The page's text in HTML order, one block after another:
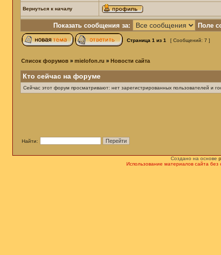
Вернуться к началу
Показать сообщения за: Поле
Страница 1 из 1 [ Сообщений: 7 ]
Список форумов » mielofon.ru » Новости сайта
Кто сейчас на форуме
Сейчас этот форум просматривают: нет зарегистрированных пользователей и
Найти:
Создано на основе
Использование материалов сайта